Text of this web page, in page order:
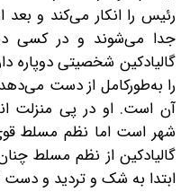
رئیس را انکار می‌کند و بعد
جدا می‌شوند و در کسی
گالیادکین شخصیتی دوپاره
را به‌طورکامل از دست
آن است. او در پی منزلت
شهر است اما نظم مسلط
گالیادکین از نظم مسلط
ابتدا به شک و تردید و